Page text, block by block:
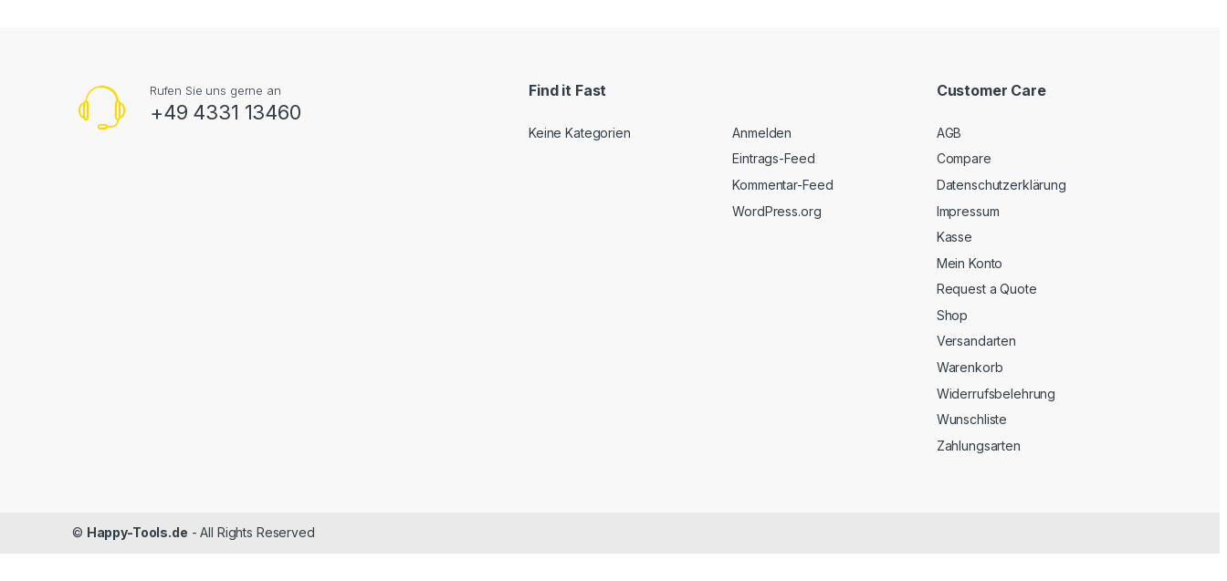
Rufen Sie uns gerne an
+49 4331 13460
Find it Fast
Keine Kategorien
Anmelden
Eintrags-Feed
Kommentar-Feed
WordPress.org
Customer Care
AGB
Compare
Datenschutzerklärung
Impressum
Kasse
Mein Konto
Request a Quote
Shop
Versandarten
Warenkorb
Widerrufsbelehrung
Wunschliste
Zahlungsarten
© Happy-Tools.de - All Rights Reserved